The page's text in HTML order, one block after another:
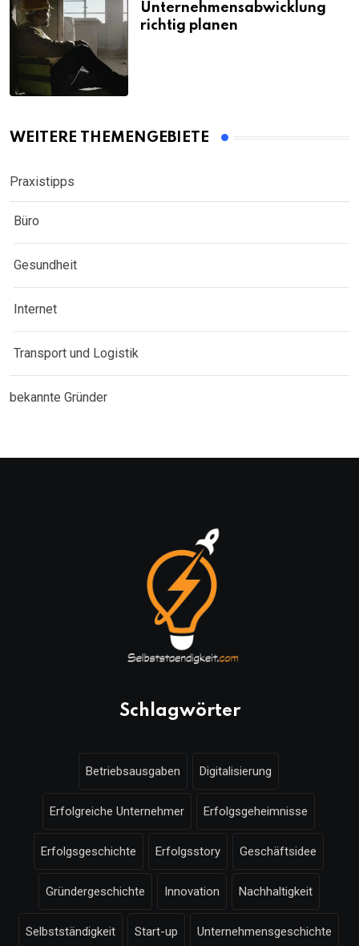
Unternehmensabwicklung
richtig planen
WEITERE THEMENGEBIETE
Praxistipps
Büro
Gesundheit
Internet
Transport und Logistik
bekannte Gründer
Schlagwörter
Betriebsausgaben Digitalisierung
Erfolgreiche Unternehmer Erfolgsgeheimnisse
Erfolgsgeschichte Erfolgsstory Geschäftsidee
Gründergeschichte Innovation Nachhaltigkeit
Selbstständigkeit Start-up Unternehmensgeschichte